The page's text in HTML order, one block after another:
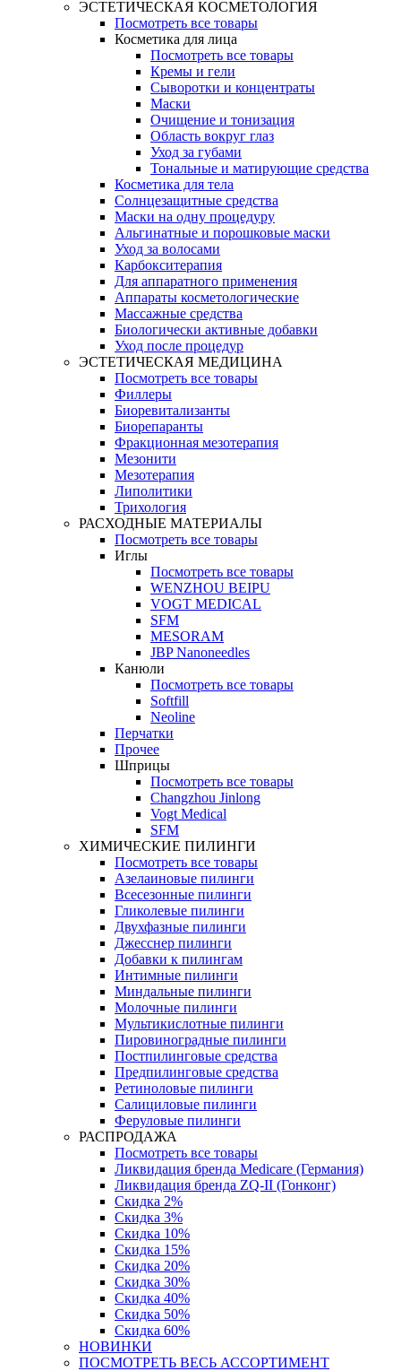
ЭСТЕТИЧЕСКАЯ КОСМЕТОЛОГИЯ
Посмотреть все товары
Косметика для лица
Посмотреть все товары
Кремы и гели
Сыворотки и концентраты
Маски
Очищение и тонизация
Область вокруг глаз
Уход за губами
Тональные и матирующие средства
Косметика для тела
Солнцезащитные средства
Маски на одну процедуру
Альгинатные и порошковые маски
Уход за волосами
Карбокситерапия
Для аппаратного применения
Аппараты косметологические
Массажные средства
Биологически активные добавки
Уход после процедур
ЭСТЕТИЧЕСКАЯ МЕДИЦИНА
Посмотреть все товары
Филлеры
Биоревитализанты
Биорепаранты
Фракционная мезотерапия
Мезонити
Мезотерапия
Липолитики
Трихология
РАСХОДНЫЕ МАТЕРИАЛЫ
Посмотреть все товары
Иглы
Посмотреть все товары
WENZHOU BEIPU
VOGT MEDICAL
SFM
MESORAM
JBP Nanoneedles
Канюли
Посмотреть все товары
Softfill
Neoline
Перчатки
Прочее
Шприцы
Посмотреть все товары
Changzhou Jinlong
Vogt Medical
SFM
ХИМИЧЕСКИЕ ПИЛИНГИ
Посмотреть все товары
Азелаиновые пилинги
Всесезонные пилинги
Гликолевые пилинги
Двухфазные пилинги
Джесснер пилинги
Добавки к пилингам
Интимные пилинги
Миндальные пилинги
Молочные пилинги
Мультикислотные пилинги
Пировиноградные пилинги
Постпилинговые средства
Предпилинговые средства
Ретиноловые пилинги
Салициловые пилинги
Феруловые пилинги
РАСПРОДАЖА
Посмотреть все товары
Ликвидация бренда Medicare (Германия)
Ликвидация бренда ZQ-II (Гонконг)
Скидка 2%
Скидка 3%
Скидка 10%
Скидка 15%
Скидка 20%
Скидка 30%
Скидка 40%
Скидка 50%
Скидка 60%
НОВИНКИ
ПОСМОТРЕТЬ ВЕСЬ АССОРТИМЕНТ